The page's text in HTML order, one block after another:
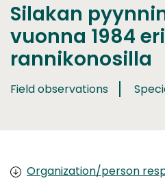
Silakan
vuonna 1984 eri
rannikonosilla
Field observations
Organization/person